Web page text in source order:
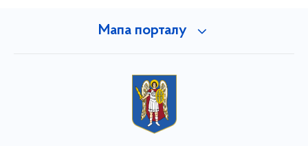
Мапа порталу